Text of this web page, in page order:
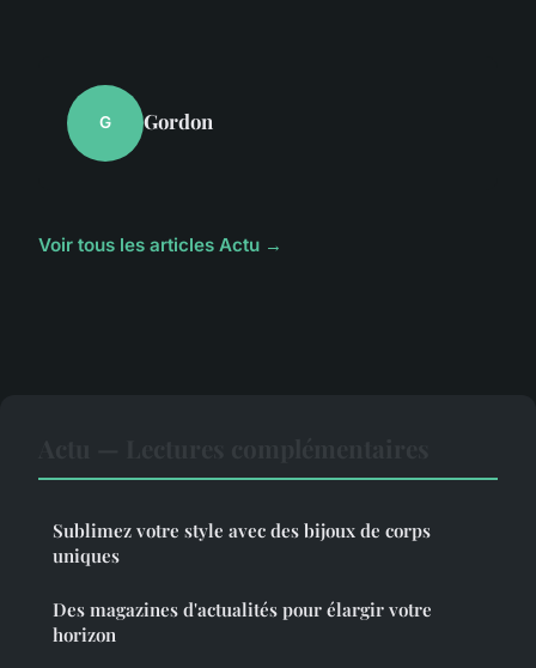
G Gordon
Voir tous les articles Actu →
Sublimez votre style avec des bijoux de corps
uniques
Des magazines d'actualités pour élargir votre
horizon